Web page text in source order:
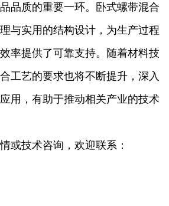
品质的重要一环。卧式螺带混合
与实用的结构设计，为生产过程
率提供了可靠支持。随着材料技
工艺的要求也将不断提升，深入
用，有助于推动相关产业的技术
或技术咨询，欢迎联系：